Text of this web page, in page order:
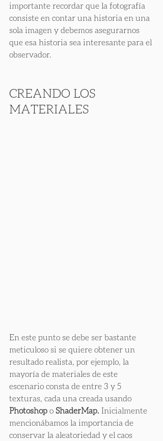
importante recordar que la fotografía
consiste en contar una historia en una
sola imagen y debemos asegurarnos
que esa historia sea interesante para el
observador.
CREANDO LOS
MATERIALES
En este punto se debe ser bastante
meticuloso si se quiere obtener un
resultado realista, por ejemplo, la
mayoría de materiales de este
escenario consta de entre 3 y 5
texturas, cada una creada usando
Photoshop o ShaderMap. Inicialmente
mencionábamos la importancia de
conservar la aleatoriedad y el caos